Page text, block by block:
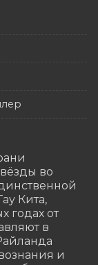
во
Кита,
годах от
в
и